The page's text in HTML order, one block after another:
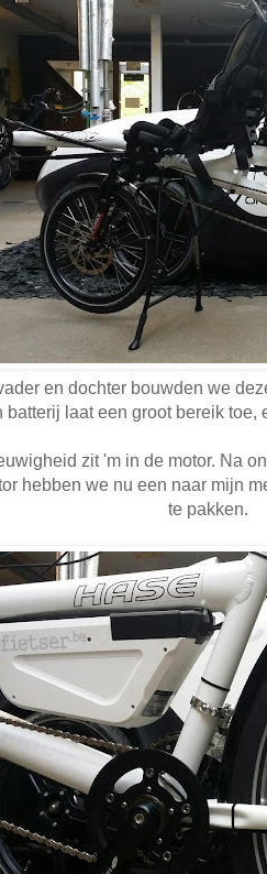
en dochter bouwden we
batterij laat een groot bereik
zit 'm in de motor. Na
hebben we nu een naar mijn
te pakken.